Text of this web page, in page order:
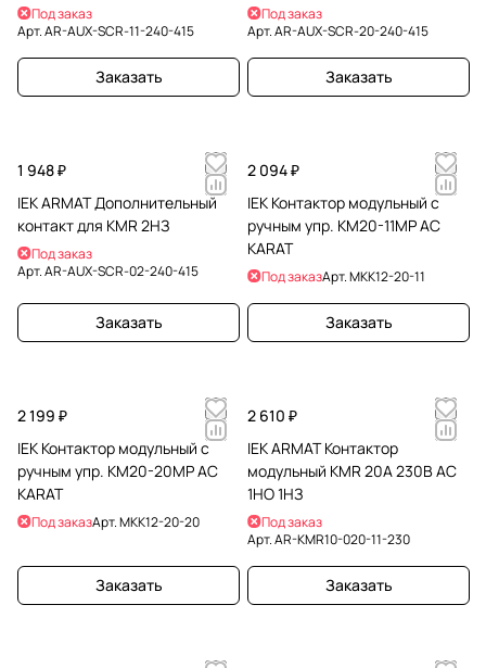
Под заказ
Арт.AR-AUX-SCR-11-240-415
Заказать
Под заказ
Арт.AR-AUX-SCR-20-240-415
Заказать
1 948 ₽
IEK ARMAT Дополнительный
контакт для KMR 2НЗ
Под заказ
Арт.AR-AUX-SCR-02-240-415
Заказать
2 094 ₽
IEK Контактор модульный с
ручным упр. КМ20-11МР AC
KARAT
Под заказАрт.MKK12-20-11
Заказать
2 199 ₽
IEK Контактор модульный с
ручным упр. КМ20-20МР AC
KARAT
Под заказАрт.MKK12-20-20
Заказать
2 610 ₽
IEK ARMAT Контактор
модульный KMR 20А 230В AC
1НО 1НЗ
Под заказ
Арт.AR-KMR10-020-11-230
Заказать